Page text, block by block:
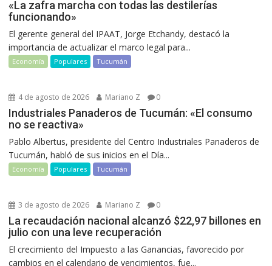
«La zafra marcha con todas las destilerías
funcionando»
El gerente general del IPAAT, Jorge Etchandy, destacó la
importancia de actualizar el marco legal para...
Economía Populares Tucumán
4 de agosto de 2026 Mariano Z 0
Industriales Panaderos de Tucumán: «El consumo
no se reactiva»
Pablo Albertus, presidente del Centro Industriales Panaderos de
Tucumán, habló de sus inicios en el Día...
Economía Populares Tucumán
3 de agosto de 2026 Mariano Z 0
La recaudación nacional alcanzó $22,97 billones en
julio con una leve recuperación
El crecimiento del Impuesto a las Ganancias, favorecido por
cambios en el calendario de vencimientos, fue...